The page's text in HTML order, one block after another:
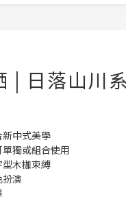
| 日落山川
中式美學
獨或組合使用
木枷束縛
演